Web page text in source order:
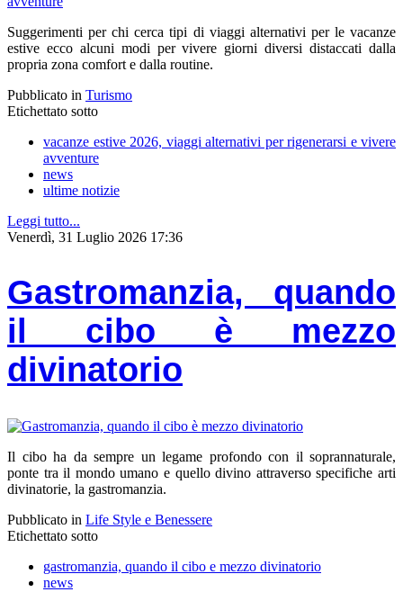
Suggerimenti per chi cerca tipi di viaggi alternativi per le vacanze
estive ecco alcuni modi per vivere giorni diversi distaccati dalla
propria zona comfort e dalla routine.
Pubblicato in Turismo
Etichettato sotto
vacanze estive 2026, viaggi alternativi per rigenerarsi e vivere
avventure
news
ultime notizie
Leggi tutto...
Venerdì, 31 Luglio 2026 17:36
Gastromanzia, quando
il cibo è mezzo
divinatorio
Il cibo ha da sempre un legame profondo con il soprannaturale,
ponte tra il mondo umano e quello divino attraverso specifiche arti
divinatorie, la gastromanzia.
Pubblicato in Life Style e Benessere
Etichettato sotto
gastromanzia, quando il cibo e mezzo divinatorio
news